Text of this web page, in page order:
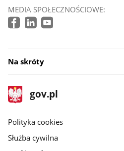
MEDIA SPOŁECZNOŚCIOWE:
Na skróty
stopka
gov.pl
Strona
gov.pl
gov.pl
Polityka cookies
Służba cywilna